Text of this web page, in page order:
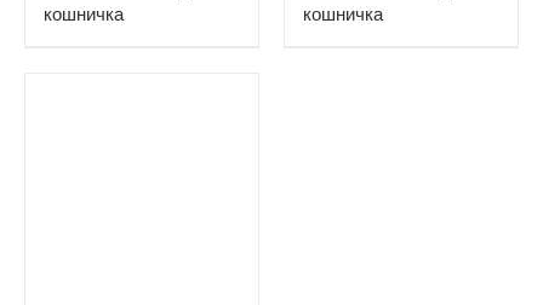
кошничка
кошничка